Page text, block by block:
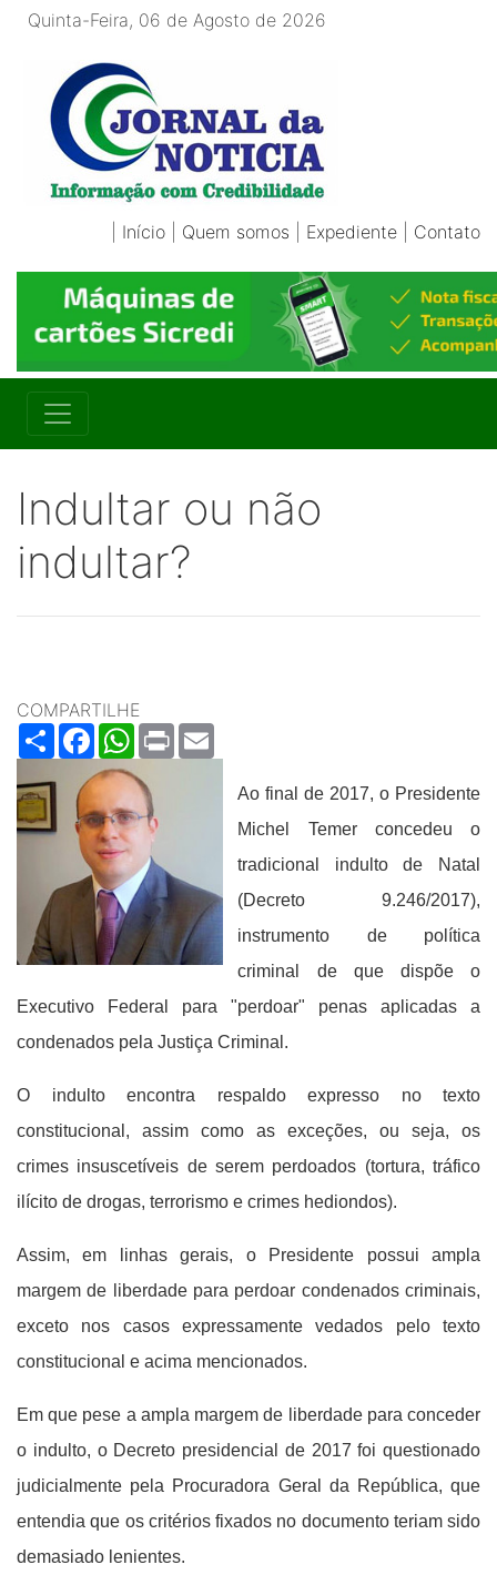
Quinta-Feira, 06 de Agosto de 2026
Início Quem somos Expediente Contato
Indultar ou não
indultar?
COMPARTILHE
ShareFacebookWhatsApp
Print
Ao final de 2017, o Presidente
Michel Temer concedeu o
tradicional indulto de Natal
(Decreto 9.246/2017),
instrumento de política
criminal de que dispõe o
Executivo Federal para "perdoar" penas aplicadas a
condenados pela Justiça Criminal.
O indulto encontra respaldo expresso no texto
constitucional, assim como as exceções, ou seja, os
crimes insuscetíveis de serem perdoados (tortura, tráfico
ilícito de drogas, terrorismo e crimes hediondos).
Assim, em linhas gerais, o Presidente possui ampla
margem de liberdade para perdoar condenados criminais,
exceto nos casos expressamente vedados pelo texto
constitucional e acima mencionados.
Em que pese a ampla margem de liberdade para conceder
o indulto, o Decreto presidencial de 2017 foi questionado
judicialmente pela Procuradora Geral da República, que
entendia que os critérios fixados no documento teriam sido
demasiado lenientes.